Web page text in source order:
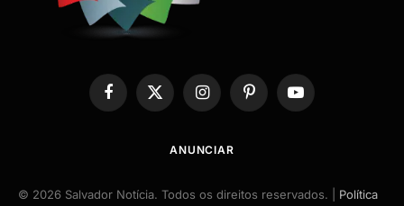
Facebook
X
(Twitter)
InstagramPinterestYouTube
ANUNCIAR
© 2026 Salvador Notícia. Todos os direitos reservados. | Política